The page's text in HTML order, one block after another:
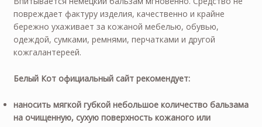
повреждает фактуру изделия, качественно и крайне
бережно ухаживает за кожаной мебелью, обувью,
одеждой, сумками, ремнями, перчатками и другой
кожгалантереей.
Белый Кот официальный сайт рекомендует:
наносить мягкой губкой небольшое количество бальзама
на очищенную, сухую поверхность кожаного или